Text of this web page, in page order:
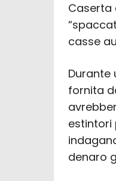
Caserta
casse
Durante
fornita
estintori
denaro